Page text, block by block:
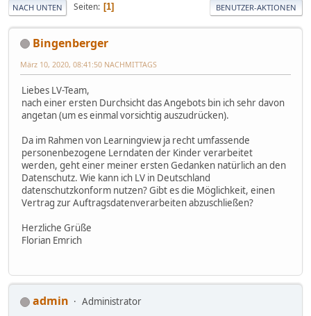
NACH UNTEN Seiten 1 BENUTZER-AKTIONEN
Bingenberger
März 10, 2020, 08:41:50 NACHMITTAGS
Liebes LV-Team,
nach einer ersten Durchsicht das Angebots bin ich sehr davon
angetan (um es einmal vorsichtig auszudrücken).
Da im Rahmen von Learningview ja recht umfassende
personenbezogene Lerndaten der Kinder verarbeitet
werden, geht einer meiner ersten Gedanken natürlich an den
Datenschutz. Wie kann ich LV in Deutschland
datenschutzkonform nutzen? Gibt es die Möglichkeit, einen
Vertrag zur Auftragsdatenverarbeiten abzuschließen?
Herzliche Grüße
Florian Emrich
admin
Administrator